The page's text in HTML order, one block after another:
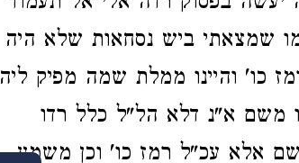
שמצאתי ביש נסחאות שלא היה
כו' והיינו ממלת שמה מפיק ליה
משם א"נ דלא הל"ל כלל רדו
אלא עכ"ל רמז כו' וכן משמע